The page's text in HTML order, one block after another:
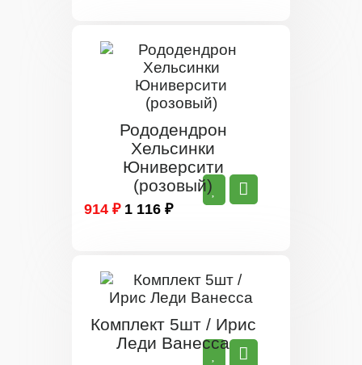
Рододендрон
Хельсинки
Юниверсити
(розовый)
914 ₽ 1 116 ₽
Комплект 5шт / Ирис
Леди Ванесса